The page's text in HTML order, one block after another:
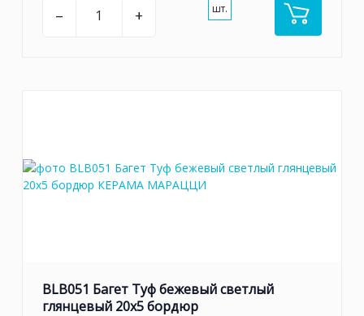
– + шт.
BLB051 Багет Туф бежевый светлый
глянцевый 20х5 бордюр